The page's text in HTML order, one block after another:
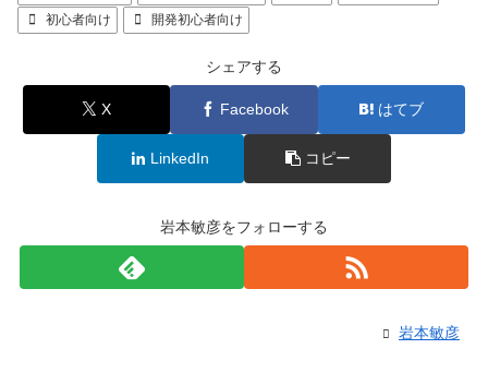
初心者向け
開発初心者向け
シェアする
X Facebook はてブ
LinkedIn コピー
岩本敏彦をフォローする
岩本敏彦